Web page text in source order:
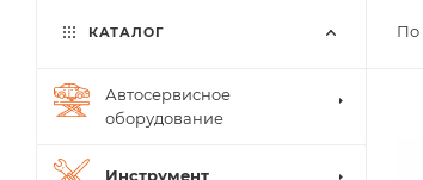
По
КАТАЛОГ
Автосервисное
оборудование
Инструмент